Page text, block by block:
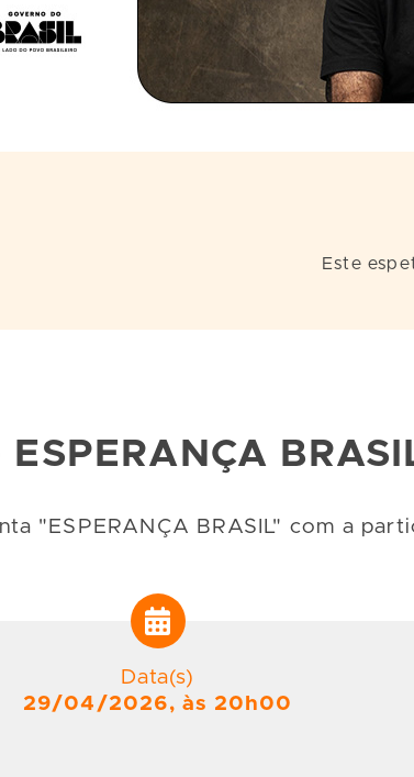
Este
ESPERANÇA
"ESPERANÇA BRASIL" com a
Data(s)
29/04/2026, às 20h00